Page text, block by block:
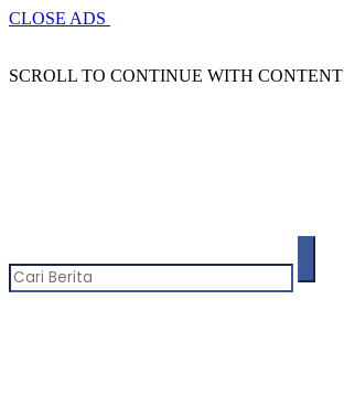
CLOSE ADS
SCROLL TO CONTINUE WITH CONTENT